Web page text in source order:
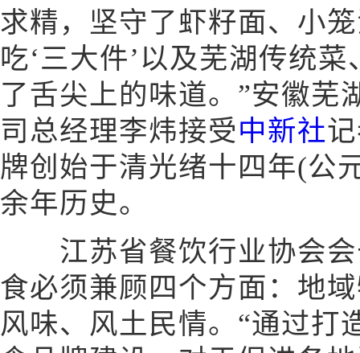
求精，坚守了虾籽面、小
吃‘三大件’以及芜湖传统
了舌尖上的味道。”安徽芜
司总经理李炜接受中新社
牌创始于清光绪十四年(公
余年历史。
江苏省餐饮行业协会会
食必须兼顾四个方面：地
风味、风土民情。“通过打